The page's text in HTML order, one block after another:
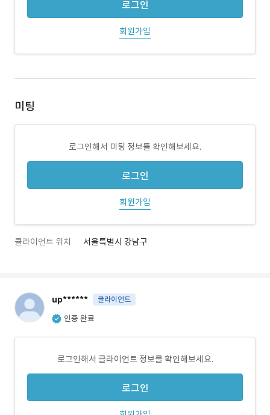
로그인
회원가입
미팅
로그인해서 미팅 정보를 확인해보세요.
로그인
회원가입
클라이언트 위치 서울특별시 강남구
up****** 클라이언트
인증 완료
로그인해서 클라이언트 정보를 확인해보세요.
로그인